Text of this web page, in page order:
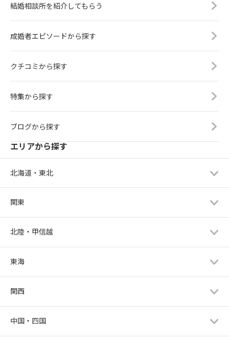
結婚相談所を紹介してもらう
成婚者エピソードから探す
クチコミから探す
特集から探す
ブログから探す
エリアから探す
北海道・東北
関東
北陸・甲信越
東海
関西
中国・四国